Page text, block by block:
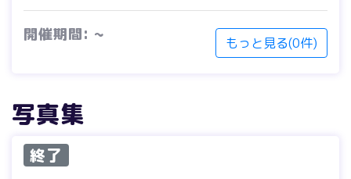
開催期間: ~ もっと見る(0件)
写真集
終了